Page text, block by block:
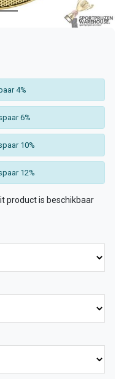
4%
6%
10%
12%
product is beschikbaar